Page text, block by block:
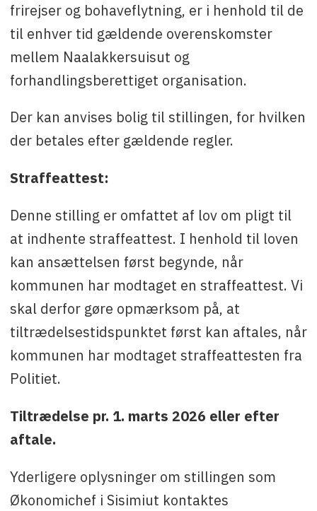
frirejser og bohaveflytning, er i henhold til de
til enhver tid gældende overenskomster
mellem Naalakkersuisut og
forhandlingsberettiget organisation.
Der kan anvises bolig til stillingen, for hvilken
der betales efter gældende regler.
Straffeattest:
Denne stilling er omfattet af lov om pligt til
at indhente straffeattest. I henhold til loven
kan ansættelsen først begynde, når
kommunen har modtaget en straffeattest. Vi
skal derfor gøre opmærksom på, at
tiltrædelsestidspunktet først kan aftales, når
kommunen har modtaget straffeattesten fra
Politiet.
Tiltrædelse pr. 1. marts 2026 eller efter
aftale.
Yderligere oplysninger om stillingen som
Økonomichef i Sisimiut kontaktes